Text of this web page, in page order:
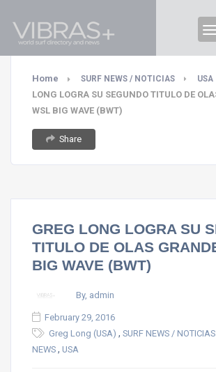
Home SURF NEWS / NOTICIAS USA
LONG LOGRA SU SEGUNDO TITULO DE
WSL BIG WAVE (BWT)
Share
GREG LONG LOGRA SU
TITULO DE OLAS
BIG WAVE (BWT)
By, admin
February 29, 2016
Greg Long (USA) , SURF NEWS / NOTICIAS
NEWS , USA